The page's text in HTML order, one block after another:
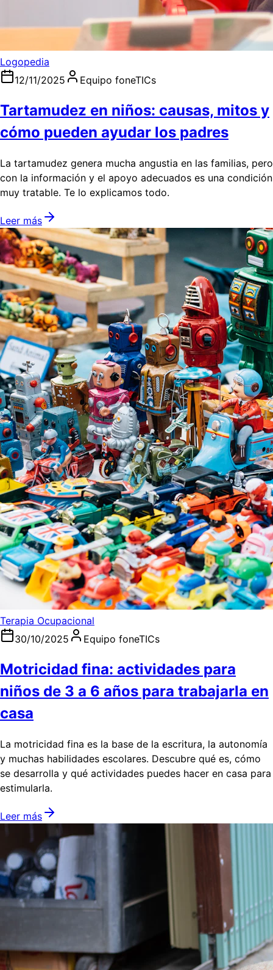
Logopedia
12/11/2025
Equipo foneTICs
Tartamudez en niños: causas, mitos y
cómo pueden ayudar los padres
La tartamudez genera mucha angustia en las familias, pero
con la información y el apoyo adecuados es una condición
muy tratable. Te lo explicamos todo.
Leer más
Terapia Ocupacional
30/10/2025
Equipo foneTICs
Motricidad fina: actividades para
niños de 3 a 6 años para trabajarla en
casa
La motricidad fina es la base de la escritura, la autonomía
y muchas habilidades escolares. Descubre qué es, cómo
se desarrolla y qué actividades puedes hacer en casa para
estimularla.
Leer más